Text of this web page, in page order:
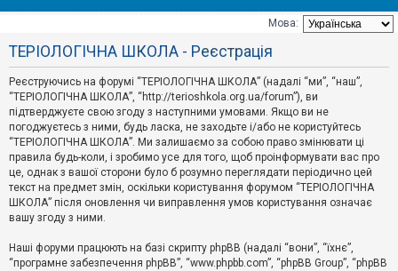
Т
е
м
и
б
е
з
в
і
д
п
о
в
і
д
й
Мова:
ТЕРІОЛОГІЧНА ШКОЛА - Реєстрація
Реєструючись на форумі “ТЕРІОЛОГІЧНА ШКОЛА” (надалі “ми”, “наш”,
“ТЕРІОЛОГІЧНА ШКОЛА”, “http://terioshkola.org.ua/forum”), ви
підтверджуєте свою згоду з наступними умовами. Якщо ви не
погоджуєтесь з ними, будь ласка, не заходьте і/або не користуйтесь
“ТЕРІОЛОГІЧНА ШКОЛА”. Ми залишаємо за собою право змінювати ці
правила будь-коли, і зробимо усе для того, щоб проінформувати вас про
це, однак з вашої сторони було б розумно переглядати періодично цей
текст на предмет змін, оскільки користування форумом “ТЕРІОЛОГІЧНА
ШКОЛА” після оновлення чи виправлення умов користування означає
вашу згоду з ними.
Наші форуми працюють на базі скрипту phpBB (надалі “вони”, “їхнє”,
“програмне забезпечення phpBB”, “www.phpbb.com”, “phpBB Group”, “phpBB